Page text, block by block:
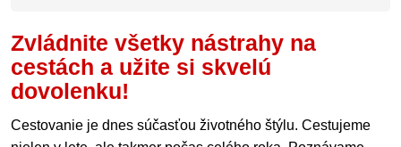
Zvládnite všetky nástrahy na
cestách a užite si skvelú
dovolenku!
Cestovanie je dnes súčasťou životného štýlu. Cestujeme